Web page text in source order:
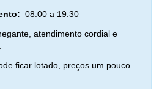
08:00 a 19:30
atendimento cordial e
ficar lotado, preços um pouco